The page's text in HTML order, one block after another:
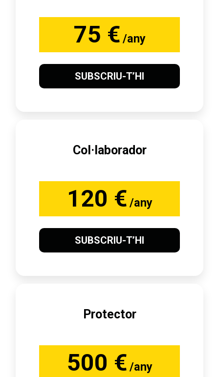
75 € /any
SUBSCRIU-T’HI
Col·laborador
120 € /any
SUBSCRIU-T’HI
Protector
500 € /any